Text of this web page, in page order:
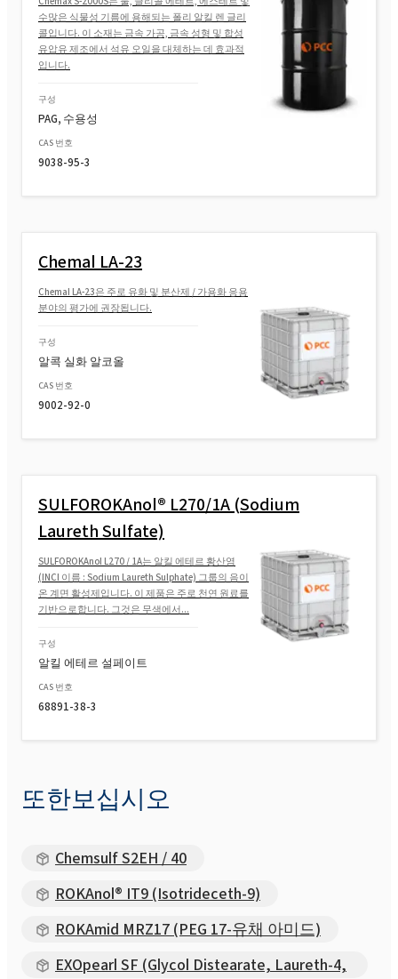
ROKAnol(폴리옥시알킬렌글리콜에테르)
ROKAnol® LP220(폴리옥시알킬렌 글리콜 에
ROKAnol®LP60 (폴리옥시알킬렌 지방 알코
올 에테르)
ROKAnol® LP911 (폴리옥시알킬렌 글리콜
ROKAnol®LP2424 (C12-14 알코올 에톡실화,
ROKAnol®LP1012(C12-C14 알코올, 에톡시
화, 프로폭시화)
ROKAnol(PPG-5-세테스-20)
수많은 식물성 기름에 용해되는 폴리 알킬 렌 글리
콜입니다. 이 소재는 금속 가공, 금속 성형 및 합성
유압유 제조에서 석유 오일을 대체하는 데 효과적
입니다.
구성
PAG, 수용성
CAS 번호
9038-95-3
Chemal LA-23
Chemal LA-23은 주로 유화 및 분산제 / 가용화 응용
분야의 평가에 권장됩니다.
구성
알콕 실화 알코올
CAS 번호
9002-92-0
SULFOROKAnol® L270/1A (Sodium
Laureth Sulfate)
SULFOROKAnol L270 / 1A는 알킬 에테르 황산염
(INCI 이름 : Sodium Laureth Sulphate) 그룹의 음이
온 계면 활성제입니다. 이 제품은 주로 천연 원료를
기반으로합니다. 그것은 무색에서...
구성
알킬 에테르 설페이트
CAS 번호
68891-38-3
또한보십시오
Chemsulf S2EH / 40
ROKAnol® IT9 (Isotrideceth-9)
ROKAmid MRZ17 (PEG 17-유채 아미드)
EXOpearl SF (Glycol Distearate, Laureth-4,